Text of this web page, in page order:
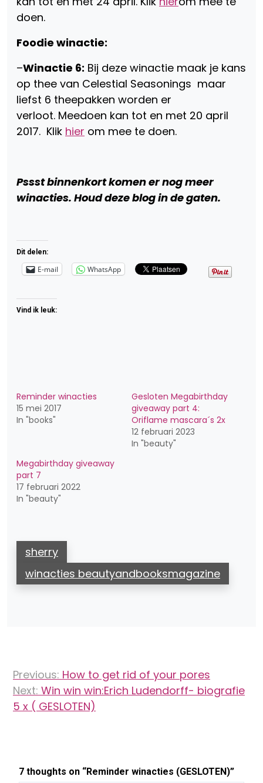
doen.
Foodie winactie:
–Winactie 6: Bij deze winactie maak je kans
op thee van Celestial Seasonings maar
liefst 6 theepakken worden er
verloot. Meedoen kan tot en met 20 april
2017. Klik hier om mee te doen.
Pssst binnenkort komen er nog meer
winacties. Houd deze blog in de gaten.
Dit delen:
E-mail WhatsApp
Vind ik leuk:
Reminder winacties
15 mei 2017
In "books"
Gesloten Megabirthday
giveaway part 4:
Oriflame mascara´s 2x
12 februari 2023
In "beauty"
Megabirthday giveaway
part 7
17 februari 2022
In "beauty"
sherry
winacties beautyandbooksmagazine
navigatie
Previous: How to get rid of your pores
Next: Win win win:Erich Ludendorff- biografie
5 x ( GESLOTEN)
7 thoughts on “Reminder winacties (GESLOTEN)”